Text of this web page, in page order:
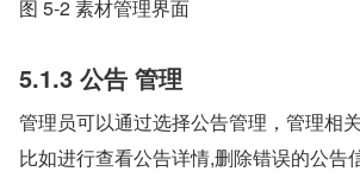
图 5-2 素材管理界面
5.1.3 公告 管理
管理员可以通过选择公告管理，管理相
比如进行查看公告详情,删除错误的公告